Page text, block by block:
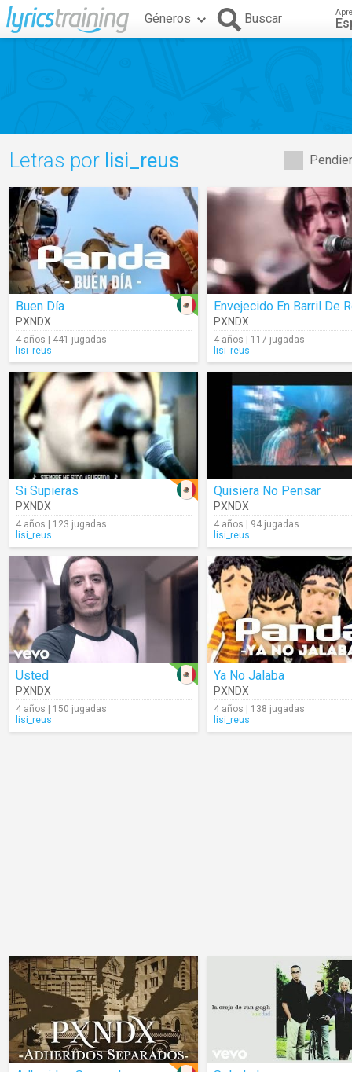
Géneros Buscar
Letras por lisi_reus
Buen Día
PXNDX
4 años | 441 jugadas
lisi_reus
PXNDX
4 años | 117 jugadas
lisi_reus
Si Supieras
PXNDX
4 años | 123 jugadas
lisi_reus
Quisiera No Pensar
PXNDX
4 años | 94 jugadas
lisi_reus
Usted
PXNDX
4 años | 150 jugadas
lisi_reus
Ya No Jalaba
PXNDX
4 años | 138 jugadas
lisi_reus